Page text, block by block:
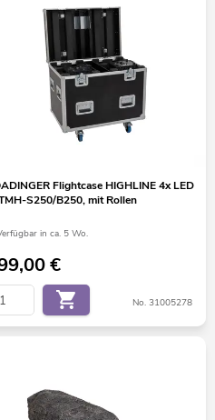
Flightcase HIGHLINE 4x LED
S250/B250, mit Rollen
in ca. 5 Wo.
€
No. 31005278